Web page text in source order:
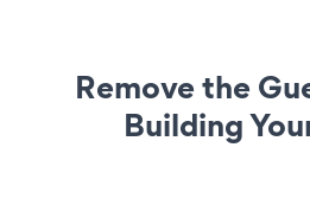
Remove the
Building